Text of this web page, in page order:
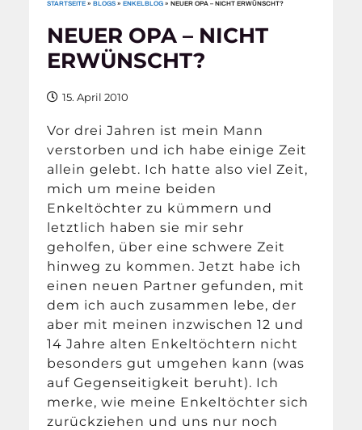
STARTSEITE »BLOGS »ENKELBLOG »NEUER OPA – NICHT ERWÜNSCHT?
NEUER OPA – NICHT
ERWÜNSCHT?
15. April 2010
Vor drei Jahren ist mein Mann
verstorben und ich habe einige Zeit
allein gelebt. Ich hatte also viel Zeit,
mich um meine beiden
Enkeltöchter zu kümmern und
letztlich haben sie mir sehr
geholfen, über eine schwere Zeit
hinweg zu kommen. Jetzt habe ich
einen neuen Partner gefunden, mit
dem ich auch zusammen lebe, der
aber mit meinen inzwischen 12 und
14 Jahre alten Enkeltöchtern nicht
besonders gut umgehen kann (was
auf Gegenseitigkeit beruht). Ich
merke, wie meine Enkeltöchter sich
zurückziehen und uns nur noch